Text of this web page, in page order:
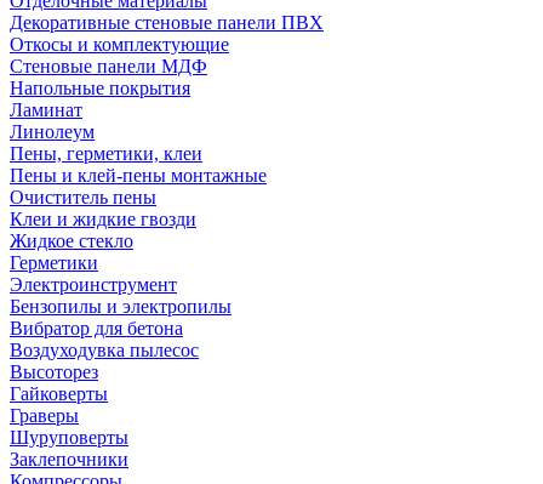
Декоративные стеновые панели ПВХ
Откосы и комплектующие
Стеновые панели МДФ
Напольные покрытия
Ламинат
Линолеум
Пены, герметики, клеи
Пены и клей-пены монтажные
Очиститель пены
Клеи и жидкие гвозди
Жидкое стекло
Герметики
Электроинструмент
Бензопилы и электропилы
Вибратор для бетона
Воздуходувка пылесос
Высоторез
Гайковерты
Граверы
Шуруповерты
Заклепочники